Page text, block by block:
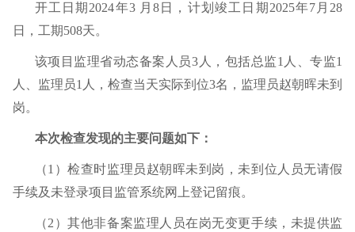
开工日期 2024年3 月8 日，计划竣工日期 2025年7 月 28
日，工期508天。
该项目监理省动态备案人员3 人，包括总监1 人、专监1
人、监理员1 人，检查当天实际到位3名，监理员赵朝晖未到
岗。
本次检查发现的主要问题如下：
（1 ）检查时监理员赵朝晖未到岗，未到位人员无请假
手续及未登录项目监管系统网上登记留痕。
（2 ）其他非备案监理人员在岗无变更手续，未提供监